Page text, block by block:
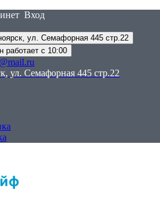
Вход
ул. Семафорная 445 стр.22
работает с 10:00
ул. Семафорная 445 стр.22